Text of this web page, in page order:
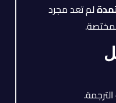
لم تعد مجرد